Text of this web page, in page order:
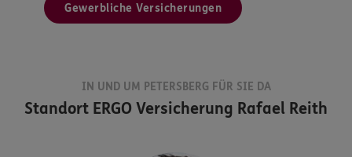
Gewerbliche Versicherungen
IN UND UM PETERSBERG FÜR SIE DA
Standort ERGO Versicherung Rafael Reith